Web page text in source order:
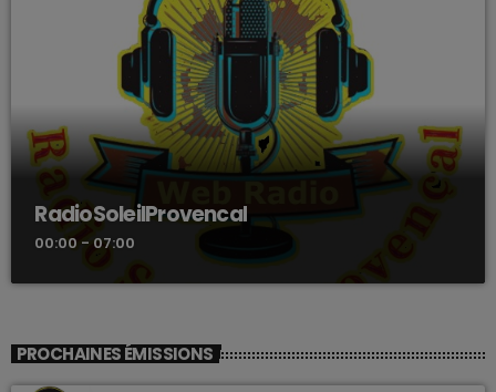
RadioSoleilProvencal
00:00 - 07:00
PROCHAINES ÉMISSIONS